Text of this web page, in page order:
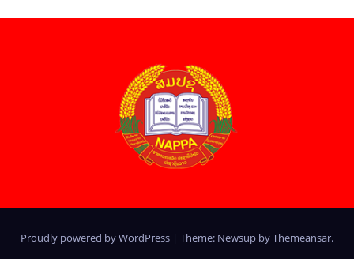
Proudly powered by WordPress | Theme: Newsup byThemeansar.